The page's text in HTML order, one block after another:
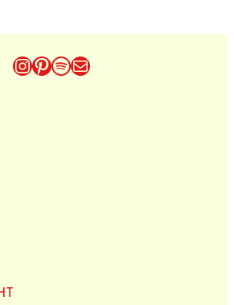
Instagram
Pinterest
Spotify
E-Mail